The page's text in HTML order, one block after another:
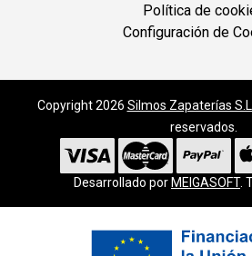
Política de
Configuración de
Copyright 2026 Silmos Zapaterías S.L.
reservados.
Desarrollado por MEIGASOFT.